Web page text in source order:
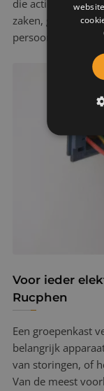
die actief zijn in
zaken, gekoppeld
persoonlijke,
Voor ieder
Rucphen
Een groepenkast
belangrijk
van storingen, of
Van de meest